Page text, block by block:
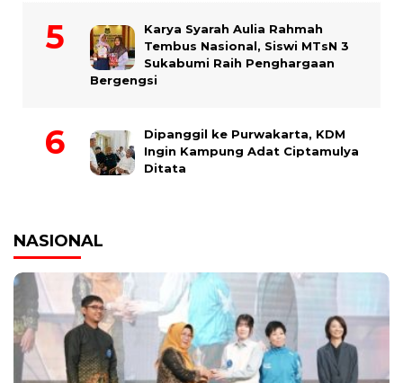
Karya Syarah Aulia Rahmah
Tembus Nasional, Siswi MTsN 3
Sukabumi Raih Penghargaan
Bergengsi
Dipanggil ke Purwakarta, KDM
Ingin Kampung Adat Ciptamulya
Ditata
NASIONAL